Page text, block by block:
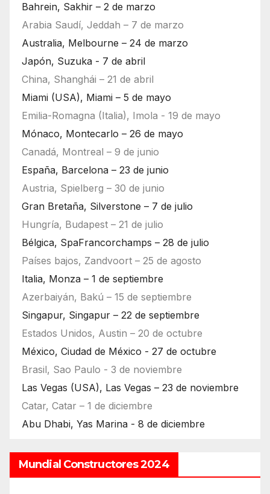
Bahrein, Sakhir – 2 de marzo
Arabia Saudí, Jeddah – 7 de marzo
Australia, Melbourne – 24 de marzo
Japón, Suzuka - 7 de abril
China, Shanghái – 21 de abril
Miami (USA), Miami – 5 de mayo
Emilia-Romagna (Italia), Imola - 19 de mayo
Mónaco, Montecarlo – 26 de mayo
Canadá, Montreal – 9 de junio
España, Barcelona – 23 de junio
Austria, Spielberg – 30 de junio
Gran Bretaña, Silverstone – 7 de julio
Hungría, Budapest – 21 de julio
Bélgica, SpaFrancorchamps – 28 de julio
Países bajos, Zandvoort – 25 de agosto
Italia, Monza – 1 de septiembre
Azerbaiyán, Bakú – 15 de septiembre
Singapur, Singapur – 22 de septiembre
Estados Unidos, Austin – 20 de octubre
México, Ciudad de México - 27 de octubre
Brasil, Sao Paulo - 3 de noviembre
Las Vegas (USA), Las Vegas – 23 de noviembre
Catar, Catar – 1 de diciembre
Abu Dhabi, Yas Marina - 8 de diciembre
Mundial Constructores 2024